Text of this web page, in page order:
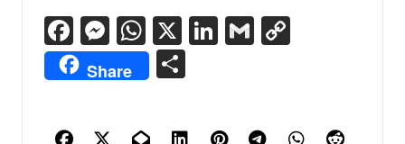
Facebook
Messenger
WhatsApp
X LinkedIn
Gmail
Share